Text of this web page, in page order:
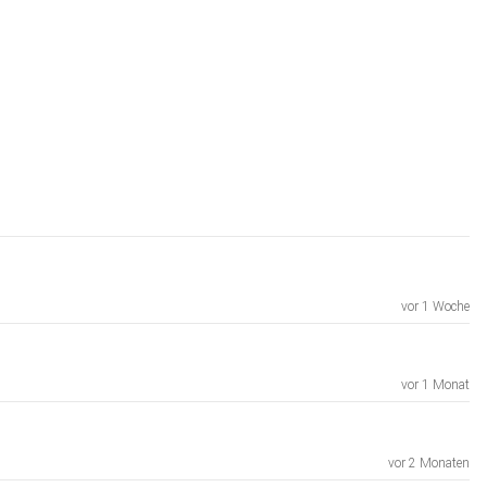
vor 1 Woche
vor 1 Monat
vor 2 Monaten